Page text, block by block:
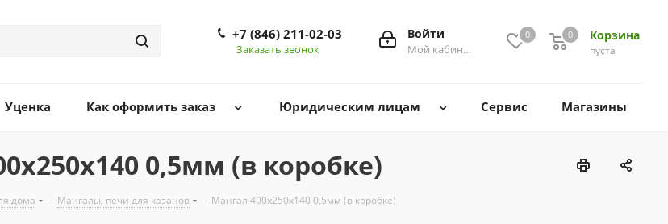
0 Корзина
0
пуста
0
Войти
Мой кабинет
+7 (846) 211-02-03
Заказать звонок
Уценка Как оформить заказ Юридическим лицам Сервис Магазины
0,5мм (в коробке)
дома - Мангалы, печи для казанов - Мангал 400х250х140 0,5мм (в коробке)